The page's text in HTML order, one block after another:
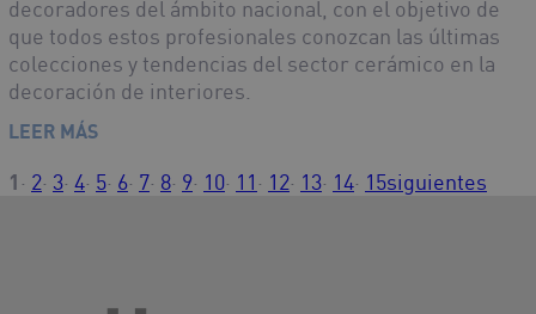
decoradores del ámbito nacional, con el objetivo de
que todos estos profesionales conozcan las últimas
colecciones y tendencias del sector cerámico en la
decoración de interiores.
LEER MÁS
1· 2· 3· 4· 5· 6· 7· 8· 9· 10· 11· 12· 13· 14· 15siguientes